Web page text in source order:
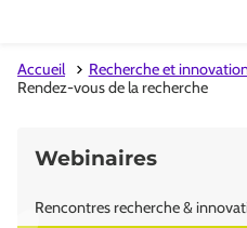
Accueil Recherche et
Rendez-vous de la recherche
Webinaires
Rencontres recherche &